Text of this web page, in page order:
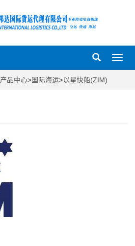
导
产品中心>国际海运>以星快船(ZIM)